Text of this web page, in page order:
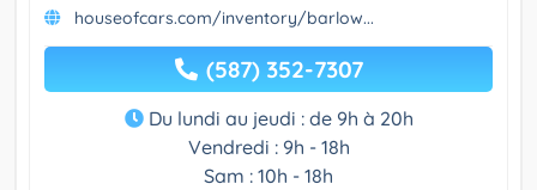
houseofcars.com/inventory/barlow...
(587) 352-7307
Du lundi au jeudi : de 9h à 20h
Vendredi : 9h - 18h
Sam : 10h - 18h